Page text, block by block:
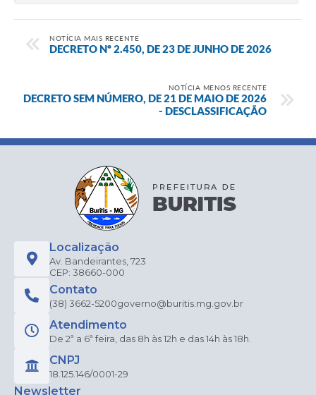
NOTÍCIA MAIS RECENTE
DECRETO Nº 2.450, DE 23 DE JUNHO DE 2026
NOTÍCIA MENOS RECENTE
DECRETO SEM NÚMERO, DE 21 DE MAIO DE 2026
- DESCLASSIFICAÇÃO
Localização
Av. Bandeirantes, 723
CEP: 38660-000
Contato
(38) 3662-5200governo@buritis.mg.gov.br
Atendimento
De 2ª a 6ª feira, das 8h às 12h e das 14h às 18h.
CNPJ
18.125.146/0001-29
Newsletter